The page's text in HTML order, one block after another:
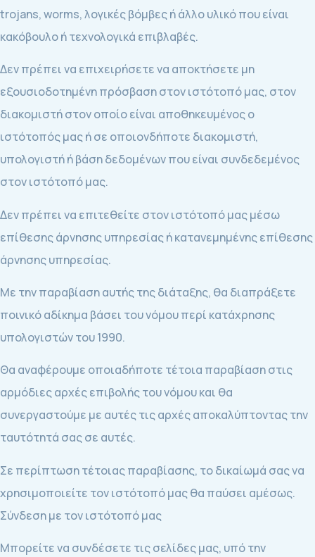
trojans, worms, λογικές βόμβες ή άλλο υλικό που είναι
κακόβουλο ή τεχνολογικά επιβλαβές.
Δεν πρέπει να επιχειρήσετε να αποκτήσετε μη
εξουσιοδοτημένη πρόσβαση στον ιστότοπό μας, στον
διακομιστή στον οποίο είναι αποθηκευμένος ο
ιστότοπός μας ή σε οποιονδήποτε διακομιστή,
υπολογιστή ή βάση δεδομένων που είναι συνδεδεμένος
στον ιστότοπό μας.
Δεν πρέπει να επιτεθείτε στον ιστότοπό μας μέσω
επίθεσης άρνησης υπηρεσίας ή κατανεμημένης επίθεσης
άρνησης υπηρεσίας.
Με την παραβίαση αυτής της διάταξης, θα διαπράξετε
ποινικό αδίκημα βάσει του νόμου περί κατάχρησης
υπολογιστών του 1990.
Θα αναφέρουμε οποιαδήποτε τέτοια παραβίαση στις
αρμόδιες αρχές επιβολής του νόμου και θα
συνεργαστούμε με αυτές τις αρχές αποκαλύπτοντας την
ταυτότητά σας σε αυτές.
Σε περίπτωση τέτοιας παραβίασης, το δικαίωμά σας να
χρησιμοποιείτε τον ιστότοπό μας θα παύσει αμέσως.
Σύνδεση με τον ιστότοπό μας
Μπορείτε να συνδέσετε τις σελίδες μας, υπό την